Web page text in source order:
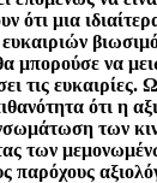
ότι μια
μπορούσε να
τις ευκαιρίες.
ότι η
των
των
παρόχους